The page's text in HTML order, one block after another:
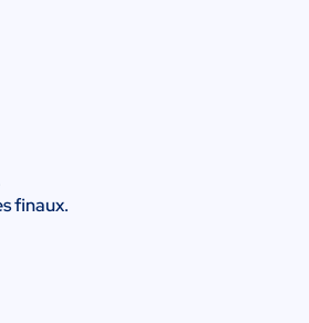
finaux.